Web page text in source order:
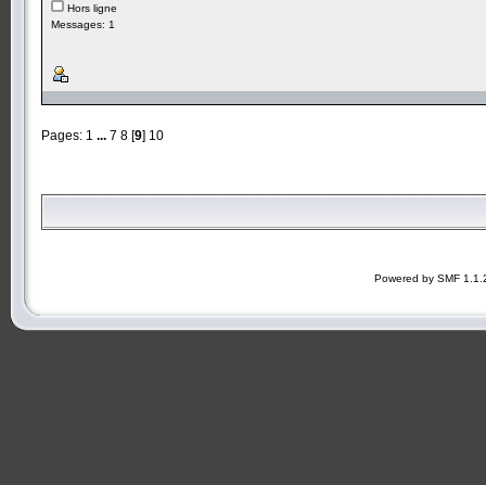
Hors ligne
Messages: 1
Pages: 1 ... 7 8 [9] 10
Powered by SMF